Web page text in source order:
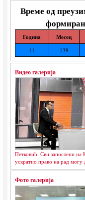
Време од
Година Месец
11 139
Видео галерија
Петковић: Сви запослени на
ускратио право на рад могу
Фото галерија